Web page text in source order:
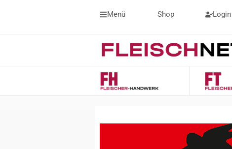
Menü Shop Login